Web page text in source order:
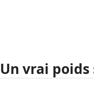
Un vrai